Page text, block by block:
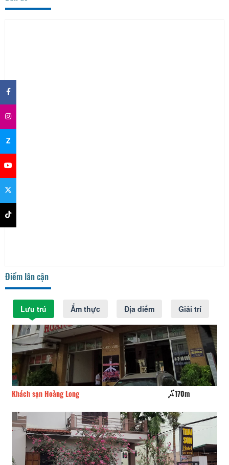
Điểm lân cận
Lưu trú Ẩm thực Địa điểm Giải trí
Khách sạn Hoàng Long 170m
×
Z